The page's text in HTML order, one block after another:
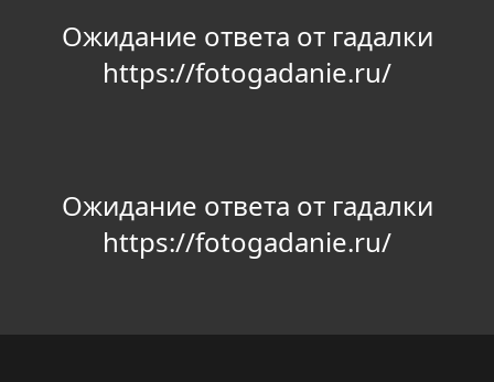
Ожидание ответа от гадалки
https://fotogadanie.ru/
Ожидание ответа от гадалки
https://fotogadanie.ru/